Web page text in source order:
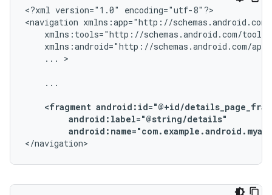
<?xml version="1.0"
encoding="utf-8"?>
<navigation
... >
...
<fragment
</navigation>